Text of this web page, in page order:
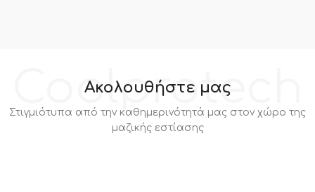
Coolprotech
Ακολουθήστε μας
Στιγμιότυπα από την καθημερινότητά μας στον χώρο της
μαζικής εστίασης